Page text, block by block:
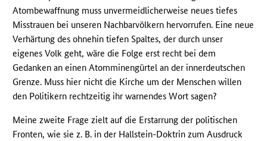
Atombewaffnung muss unvermeidlicherweise neues tiefes
Misstrauen bei unseren Nachbarvölkern hervorrufen. Eine neue
Verhärtung des ohnehin tiefen Spaltes, der durch unser
eigenes Volk geht, wäre die Folge erst recht bei dem
Gedanken an einen Atomminengürtel an der innerdeutschen
Grenze. Muss hier nicht die Kirche um der Menschen willen
den Politikern rechtzeitig ihr warnendes Wort sagen?
Meine zweite Frage zielt auf die Erstarrung der politischen
Fronten, wie sie z. B. in der Hallstein-Doktrin zum Ausdruck